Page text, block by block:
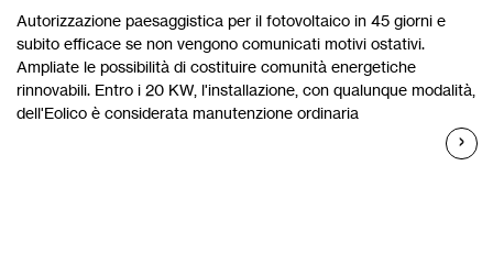
Autorizzazione paesaggistica per il fotovoltaico in 45 giorni e
subito efficace se non vengono comunicati motivi ostativi.
Ampliate le possibilità di costituire comunità energetiche
rinnovabili. Entro i 20 KW, l'installazione, con qualunque modalità,
dell'Eolico è considerata manutenzione ordinaria